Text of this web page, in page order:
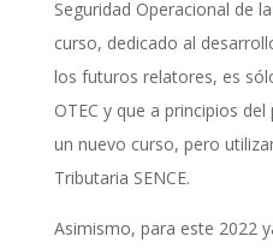
Seguridad Operacional de
curso, dedicado al
los futuros relatores, es
OTEC y que a principios
un nuevo curso, pero
Tributaria SENCE.
Asimismo, para este 2022